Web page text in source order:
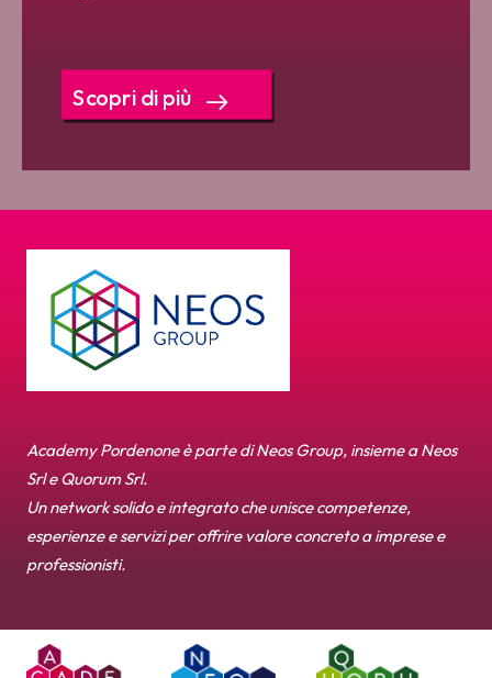
Scopri di più
Academy Pordenone è parte di Neos Group, insieme a Neos
Srl e Quorum Srl.
Un network solido e integrato che unisce competenze,
esperienze e servizi per offrire valore concreto a imprese e
professionisti.